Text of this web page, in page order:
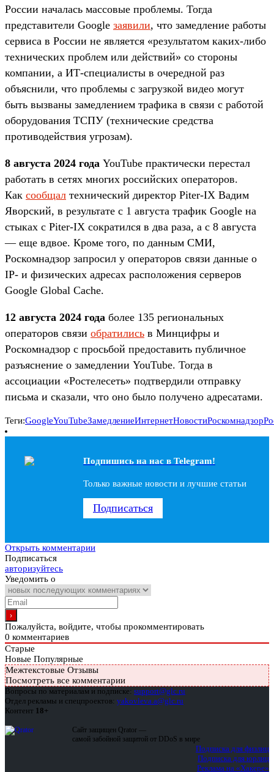
России началась массовые проблемы. Тогда
представители Google заявили, что замедление работы
сервиса в России не является «результатом каких-либо
технических проблем или действий» со стороны
компании, а ИТ-специалисты в очередной раз
объяснили, что проблемы с загрузкой видео могут
быть вызваны замедлением трафика в связи с работой
оборудования ТСПУ (технические средства
противодействия угрозам).
8 августа 2024 года YouTube практически перестал
работать в сетях многих российских операторов.
Как сообщал технический директор Piter-IX Вадим
Яворский, в результате с 1 августа трафик Google на
стыках с Piter-IX сократился в два раза, а с 8 августа
— еще вдвое. Кроме того, по данным СМИ,
Роскомнадзор запросил у операторов связи данные о
IP- и физических адресах расположения серверов
Google Global Cache.
12 августа 2024 года более 135 региональных
операторов связи обратились в Минцифры и
Роскомнадзор с просьбой предоставить публичное
разъяснение о замедлении YouTube. Тогда в
ассоциации «Ростелесеть» подтвердили отправку
письма и сказали, что оно было получено адресатами.
Теги:GoogleYouTubeЗамедлениеИнтернетНовостиРоскомнадзор
Подпишись на наc в Telegram!
Только важные новости и лучшие статьи
Подписаться
Открыть комментарии
Подписаться
авторизуйтесь
Уведомить о
Пожалуйста, войдите, чтобы прокомментировать
0 комментариев
Старые
Новые Популярные
Межтекстовые Отзывы
Посмотреть все комментарии
Вопросы по материалам и подписке: support@glc.ru
Отдел рекламы и спецпроектов: yakovleva.a@glc.ru
Контент 18+
Сайт защищен Qrator —
самой забойной защитой от DDoS в мире
Подписка для физлиц
Подписка для юрлиц
Реклама на «Хакере»